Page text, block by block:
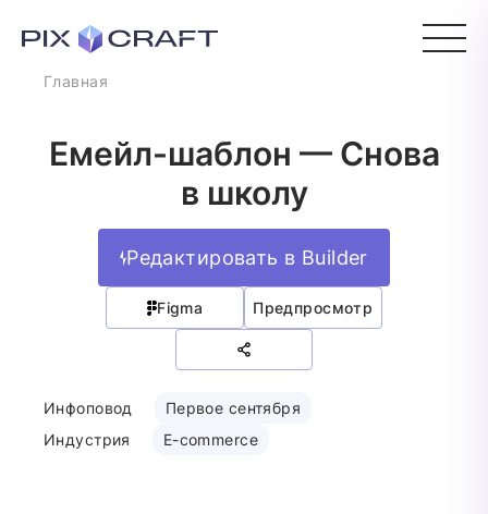
Главная
Емейл-шаблон — Снова
в школу
Редактировать в Builder
Figma Предпросмотр
Инфоповод
Первое сентября
Индустрия
E-commerce